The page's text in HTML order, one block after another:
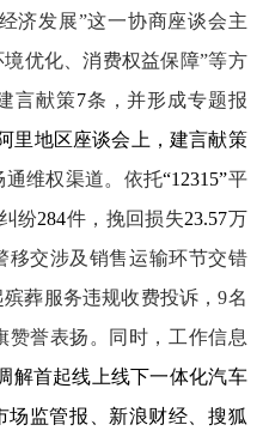
济发展”这一协商座谈会主
优化、消费权益保障”等方
言献策7条 ，并形成专题报
里地区座谈会上，建言献策
通维权渠道。 依托“12315”平
纷284件 ，挽回损失23.57万
移交涉及销售运输环节交错
殡葬服务违规收费投诉，9名
赞誉表扬 。同时， 工作信息
解首起线上线下一体化汽车
场监管报、新浪财经、搜狐